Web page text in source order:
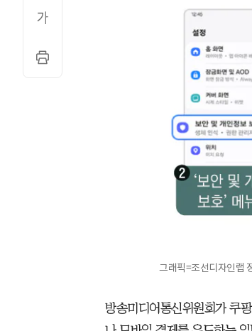
그래픽=조선디자인랩
방송미디어통신위원회가 쿠